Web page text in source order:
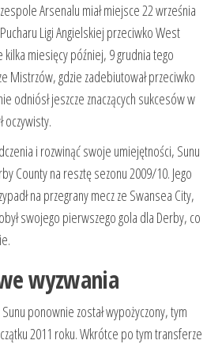
Arsenalu miał miejsce 22 września
Ligi Angielskiej przeciwko West
miesięcy później, 9 grudnia tego
Mistrzów, gdzie zadebiutował przeciwko
odniósł jeszcze znaczących sukcesów w
oczywisty.
i rozwinąć swoje umiejętności, Sunu
County na resztę sezonu 2009/10. Jego
na przegrany mecz ze Swansea City,
swojego pierwszego gola dla Derby, co
wyzwania
ponownie został wypożyczony, tym
2011 roku. Wkrótce po tym transferze